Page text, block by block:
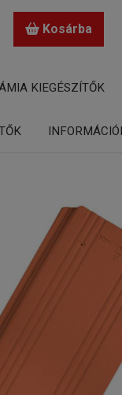
Kosárba
KIEGÉSZÍTŐK